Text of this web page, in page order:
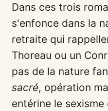
Dans ces trois
s'enfonce dans la
retraite qui
Thoreau ou un
pas de la nature
sacré, opération
entérine le